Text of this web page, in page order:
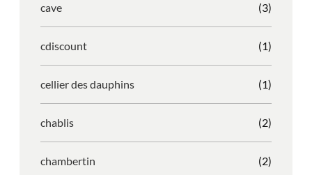
cave (3)
cdiscount (1)
cellier des dauphins (1)
chablis (2)
chambertin (2)